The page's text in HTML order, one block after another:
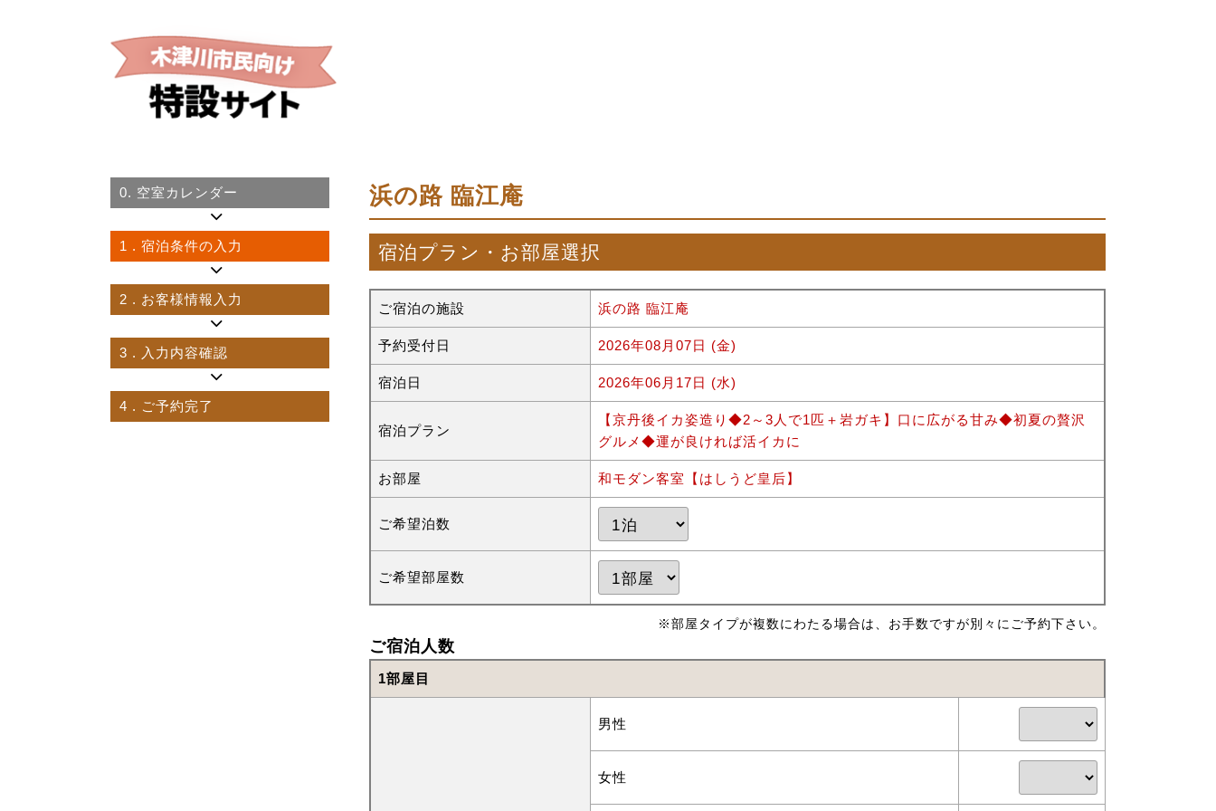
0. 空室カレンダー
1 . 宿泊条件の入力
2 . お客様情報入力
3 . 入力内容確認
4 . ご予約完了
浜の路 臨江庵
宿泊プラン・お部屋選択
ご宿泊の施設 浜の路 臨江庵
予約受付日 2026年08月07日 (金)
宿泊日 2026年06月17日 (水)
宿泊プラン
【京丹後イカ姿造り◆2～3人で1匹＋岩ガキ】口に広がる甘み◆初夏の贅沢
グルメ◆運が良ければ活イカに
お部屋 和モダン客室【はしうど皇后】
ご希望泊数
ご希望部屋数
※部屋タイプが複数にわたる場合は、お手数ですが別々にご予約下さい。
ご宿泊人数
1部屋目
男性
女性